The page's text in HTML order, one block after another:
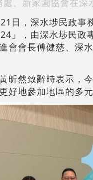
日，深水埗民政事
」，由深水埗民政
會會長傅健慈、深
昕然致辭時表示，
好地參加地區的多